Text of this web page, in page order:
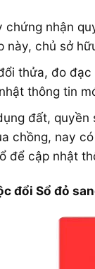
chứng nhận
này, chủ sở
thửa, đo
thông tin
đất,
chồng, nay
để cập nhật
đổi Sổ đỏ